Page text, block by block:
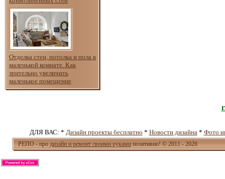
Отделка стен, потолка и пола в
маленькой комнате. Как
зрительно увеличить
маленькое помещение
ДЛЯ ВАС: * Дизайн проекты бесплатно * Новости дизайна * Фото
РЕПО - про дизайн и ремонт своими рукамипозитивно! © 2011 - 2026